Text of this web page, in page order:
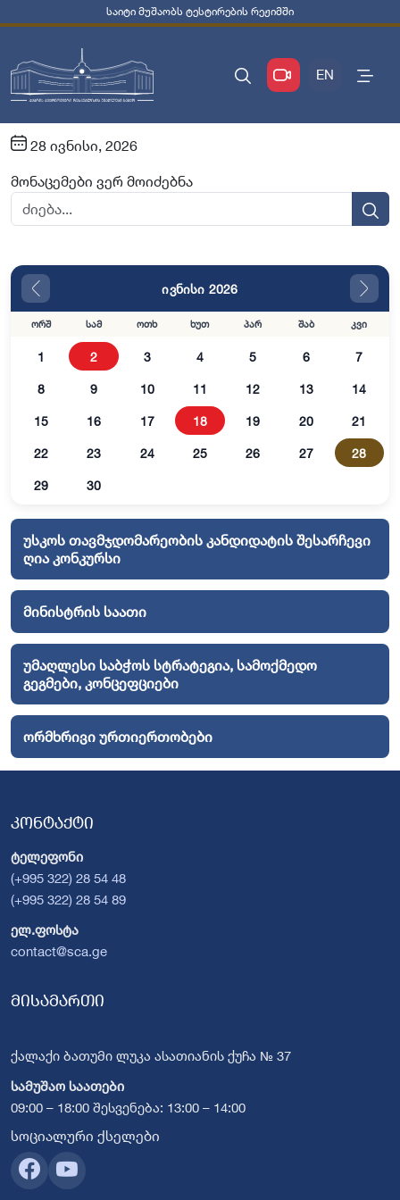
საიტი მუშაობს ტესტირების რეჟიმში
EN
28 ივნისი, 2026
მონაცემები ვერ მოიძებნა
ივნისი 2026
ორშ სამ ოთხ ხუთ პარ შაბ კვი
1 2 3 4 5 6 7
8 9 10 11 12 13 14
15 16 17 18 19 20 21
22 23 24 25 26 27 28
29 30
უსკოს თავმჯდომარეობის კანდიდატის შესარჩევი
ღია კონკურსი
მინისტრის საათი
უმაღლესი საბჭოს სტრატეგია, სამოქმედო
გეგმები, კონცეფციები
ორმხრივი ურთიერთობები
კონტაქტი
ტელეფონი
(+995 322) 28 54 48
(+995 322) 28 54 89
ელ.ფოსტა
contact@sca.ge
მისამართი
ქალაქი ბათუმი ლუკა ასათიანის ქუჩა № 37
სამუშაო საათები
09:00 – 18:00 შესვენება: 13:00 – 14:00
სოციალური ქსელები